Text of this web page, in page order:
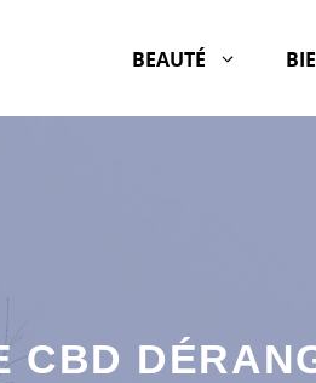
BEAUTÉ
CBD